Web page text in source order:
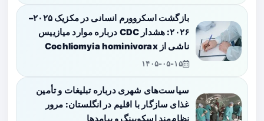
بازگشت اسکروورم انسانی در مکزیک ۲۰۲۵–
۲۰۲۶: هشدار CDC درباره موارد میازییس
ناشی از Cochliomyia hominivorax
۱۴۰۵-۰۵-۱۵
سیاست‌های شهری درباره تبلیغات و تأمین
غذای سازگار با اقلیم در انگلستان: مرور